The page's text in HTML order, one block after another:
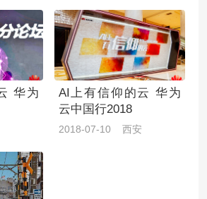
华为
AI上有信仰的云 华为
云中国行2018
2018-07-10 西安